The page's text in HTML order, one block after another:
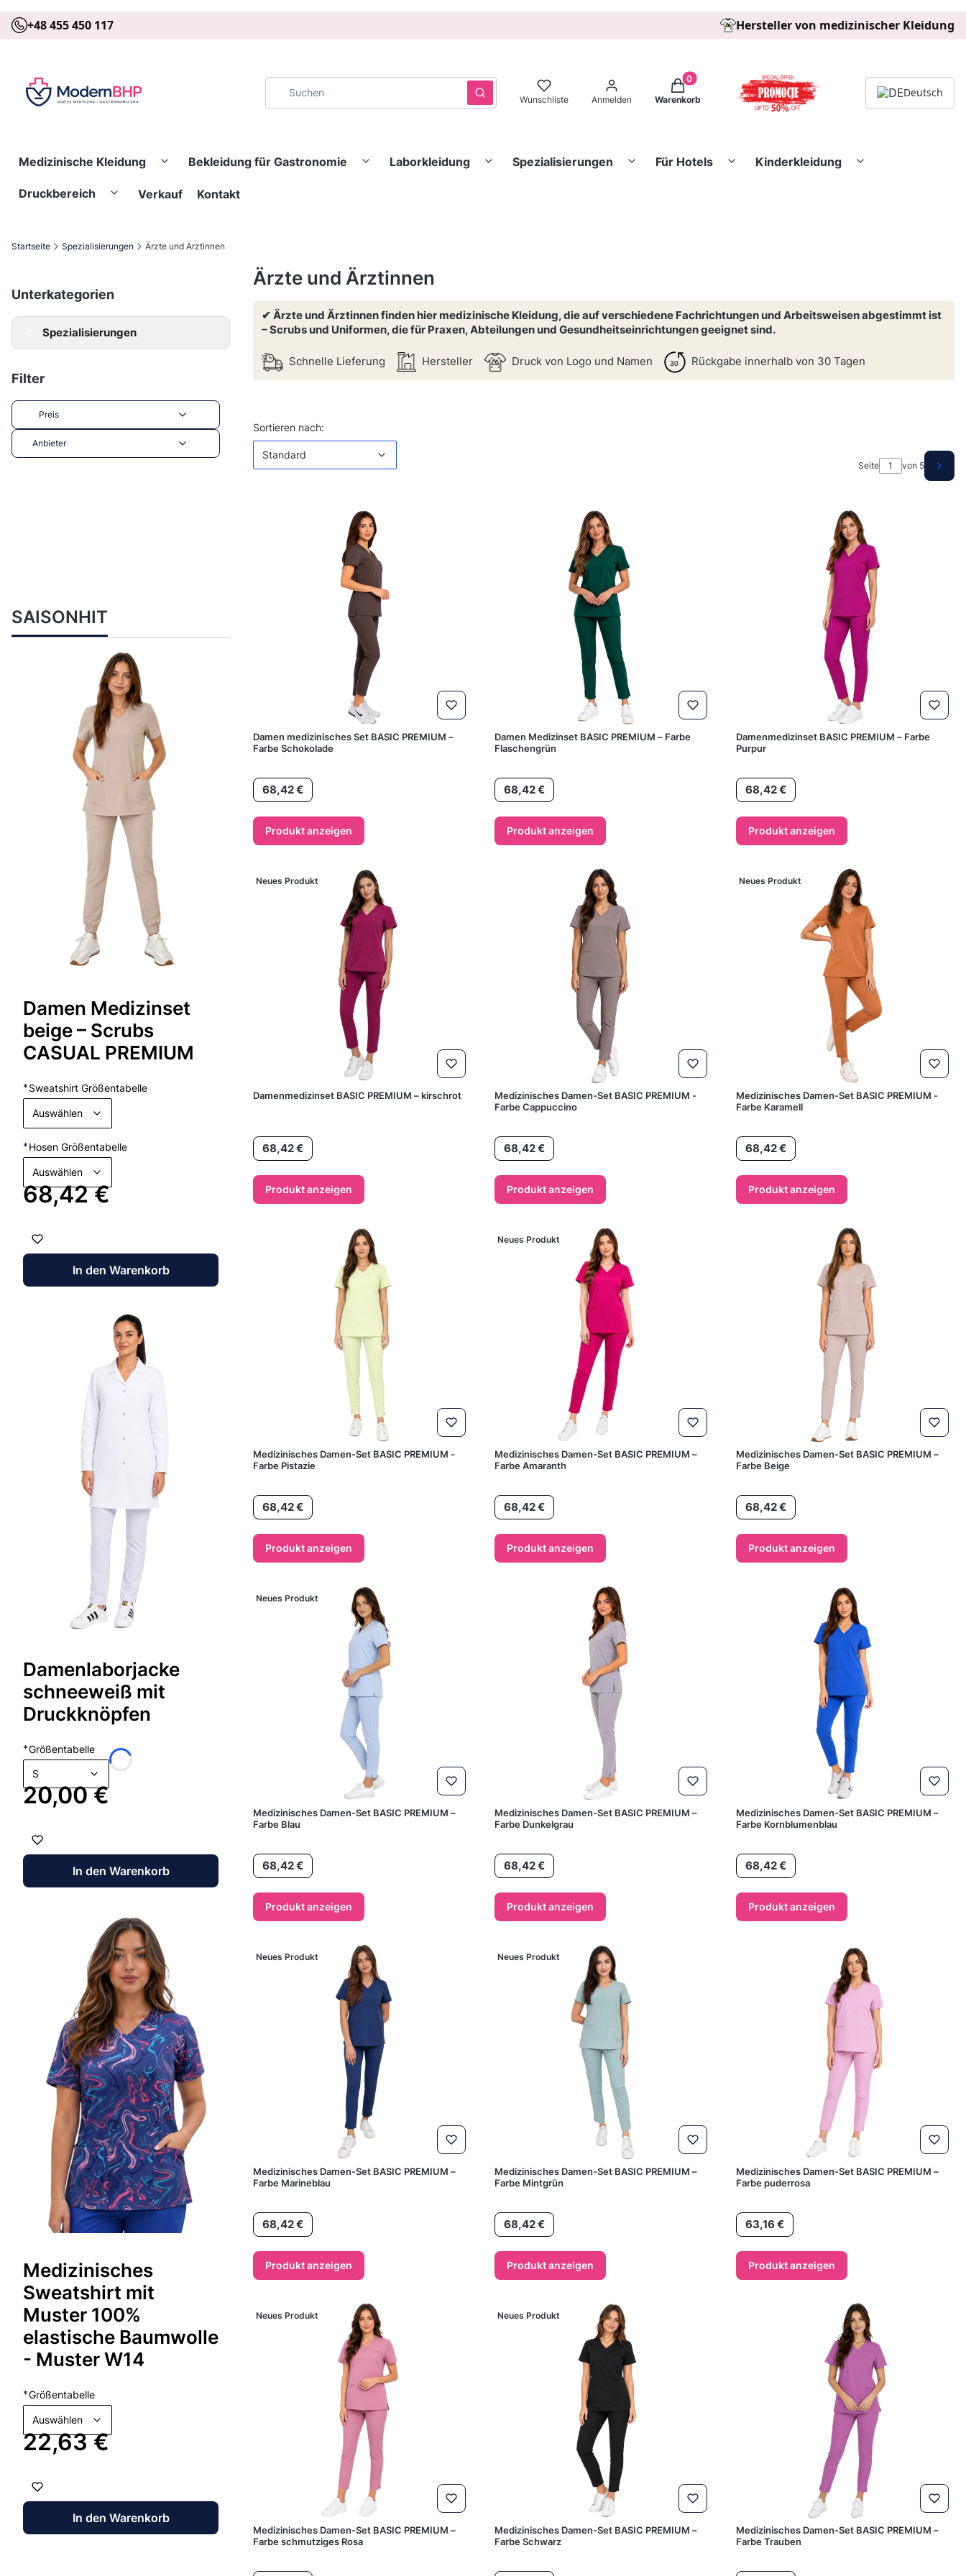
+48 455 450 117 Hersteller von medizinischer Kleidung
LöschenSuchen Wunschliste Anmelden
Produkte im Warenkorb: 0. Details anzeigen
Warenkorb
Deutsch
Medizinische Kleidung Bekleidung für Gastronomie Laborkleidung Spezialisierungen Für Hotels Kinderkleidung
Druckbereich Verkauf Kontakt
Startseite Spezialisierungen Ärzte und Ärztinnen
Unterkategorien
Spezialisierungen
Filter
Preis
Anbieter
SAISONHIT
Damen Medizinset
beige – Scrubs
CASUAL PREMIUM
*Sweatshirt Größentabelle
Auswählen
*Hosen Größentabelle
Auswählen
Preis
68,42 €
In den Warenkorb
Damenlaborjacke
schneeweiß mit
Druckknöpfen
*Größentabelle
S
Preis
20,00 €
In den Warenkorb
Medizinisches
Sweatshirt mit
Muster 100%
elastische Baumwolle
- Muster W14
*Größentabelle
Auswählen
Preis
22,63 €
In den Warenkorb
Ärzte und Ärztinnen
✔ Ärzte und Ärztinnen finden hier medizinische Kleidung, die auf verschiedene Fachrichtungen und Arbeitsweisen abgestimmt ist
– Scrubs und Uniformen, die für Praxen, Abteilungen und Gesundheitseinrichtungen geeignet sind.
Schnelle Lieferung Hersteller Druck von Logo und Namen Rückgabe innerhalb von 30 Tagen
Produktliste
Sortieren nach:
Standard
Seite von 5
Damen medizinisches Set BASIC PREMIUM –
Farbe Schokolade
Preis
68,42 €
Produkt anzeigen
Damen Medizinset BASIC PREMIUM – Farbe
Flaschengrün
Preis
68,42 €
Produkt anzeigen
Damenmedizinset BASIC PREMIUM – Farbe
Purpur
Preis
68,42 €
Produkt anzeigen
Neues Produkt
Damenmedizinset BASIC PREMIUM – kirschrot
Preis
68,42 €
Produkt anzeigen
Medizinisches Damen-Set BASIC PREMIUM -
Farbe Cappuccino
Preis
68,42 €
Produkt anzeigen
Neues Produkt
Medizinisches Damen-Set BASIC PREMIUM -
Farbe Karamell
Preis
68,42 €
Produkt anzeigen
Medizinisches Damen-Set BASIC PREMIUM -
Farbe Pistazie
Preis
68,42 €
Produkt anzeigen
Neues Produkt
Medizinisches Damen-Set BASIC PREMIUM –
Farbe Amaranth
Preis
68,42 €
Produkt anzeigen
Medizinisches Damen-Set BASIC PREMIUM –
Farbe Beige
Preis
68,42 €
Produkt anzeigen
Neues Produkt
Medizinisches Damen-Set BASIC PREMIUM –
Farbe Blau
Preis
68,42 €
Produkt anzeigen
Medizinisches Damen-Set BASIC PREMIUM –
Farbe Dunkelgrau
Preis
68,42 €
Produkt anzeigen
Medizinisches Damen-Set BASIC PREMIUM –
Farbe Kornblumenblau
Preis
68,42 €
Produkt anzeigen
Neues Produkt
Medizinisches Damen-Set BASIC PREMIUM –
Farbe Marineblau
Preis
68,42 €
Produkt anzeigen
Neues Produkt
Medizinisches Damen-Set BASIC PREMIUM –
Farbe Mintgrün
Preis
68,42 €
Produkt anzeigen
Medizinisches Damen-Set BASIC PREMIUM –
Farbe puderrosa
Preis
63,16 €
Produkt anzeigen
Neues Produkt
Medizinisches Damen-Set BASIC PREMIUM –
Farbe schmutziges Rosa
Neues Produkt
Medizinisches Damen-Set BASIC PREMIUM –
Farbe Schwarz
Medizinisches Damen-Set BASIC PREMIUM –
Farbe Trauben